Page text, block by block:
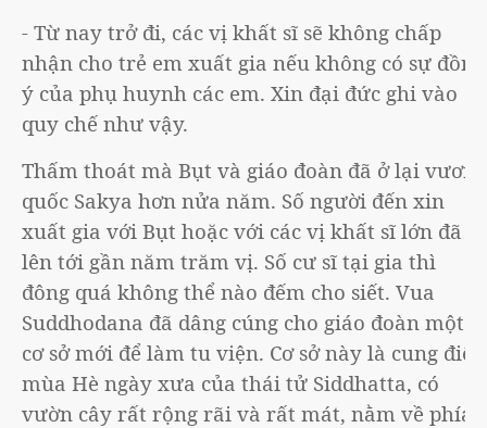
- Từ nay trở đi, các vị khất sĩ sẽ không chấp
nhận cho trẻ em xuất gia nếu không có sự đồng
ý của phụ huynh các em. Xin đại đức ghi vào
quy chế như vậy.
Thấm thoát mà Bụt và giáo đoàn đã ở lại vương
quốc Sakya hơn nửa năm. Số người đến xin
xuất gia với Bụt hoặc với các vị khất sĩ lớn đã
lên tới gần năm trăm vị. Số cư sĩ tại gia thì
đông quá không thể nào đếm cho siết. Vua
Suddhodana đã dâng cúng cho giáo đoàn một
cơ sở mới để làm tu viện. Cơ sở này là cung điện
mùa Hè ngày xưa của thái tử Siddhatta, có
vườn cây rất rộng rãi và rất mát, nằm về phía